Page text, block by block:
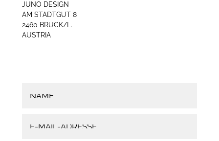
JUNO DESIGN
AM STADTGUT 8
2460 BRUCK/L.
AUSTRIA